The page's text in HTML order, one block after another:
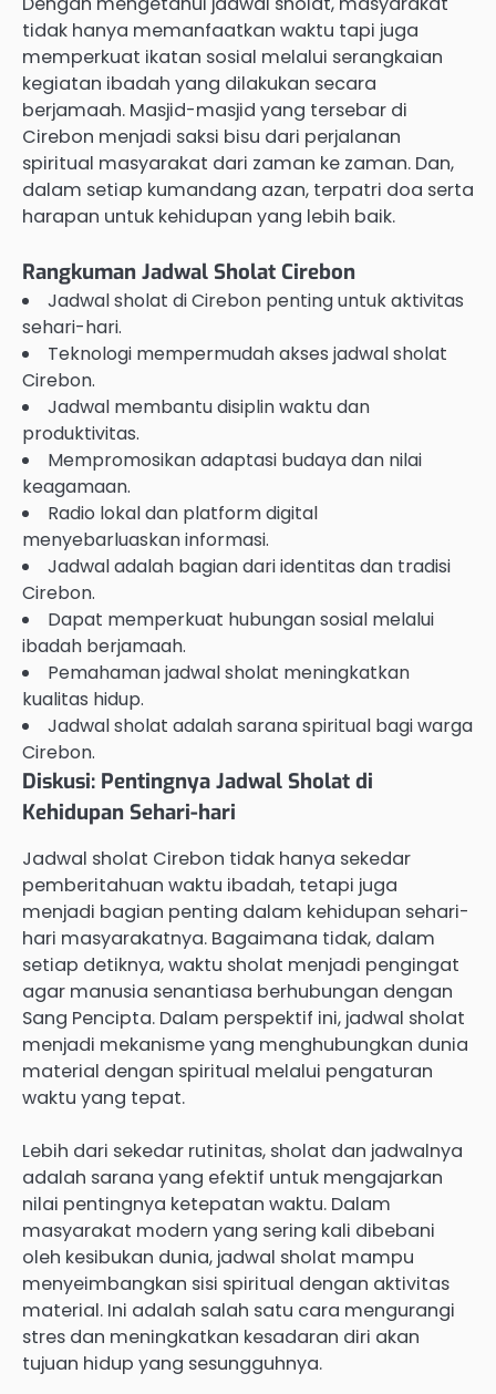
tidak hanya memanfaatkan waktu tapi juga
memperkuat ikatan sosial melalui serangkaian
kegiatan ibadah yang dilakukan secara
berjamaah. Masjid-masjid yang tersebar di
Cirebon menjadi saksi bisu dari perjalanan
spiritual masyarakat dari zaman ke zaman. Dan,
dalam setiap kumandang azan, terpatri doa serta
harapan untuk kehidupan yang lebih baik.
Rangkuman Jadwal Sholat Cirebon
Jadwal sholat di Cirebon penting untuk aktivitas
sehari-hari.
Teknologi mempermudah akses jadwal sholat
Cirebon.
Jadwal membantu disiplin waktu dan
produktivitas.
Mempromosikan adaptasi budaya dan nilai
keagamaan.
Radio lokal dan platform digital
menyebarluaskan informasi.
Jadwal adalah bagian dari identitas dan tradisi
Cirebon.
Dapat memperkuat hubungan sosial melalui
ibadah berjamaah.
Pemahaman jadwal sholat meningkatkan
kualitas hidup.
Jadwal sholat adalah sarana spiritual bagi warga
Cirebon.
Diskusi: Pentingnya Jadwal Sholat di
Kehidupan Sehari-hari
Jadwal sholat Cirebon tidak hanya sekedar
pemberitahuan waktu ibadah, tetapi juga
menjadi bagian penting dalam kehidupan sehari-
hari masyarakatnya. Bagaimana tidak, dalam
setiap detiknya, waktu sholat menjadi pengingat
agar manusia senantiasa berhubungan dengan
Sang Pencipta. Dalam perspektif ini, jadwal sholat
menjadi mekanisme yang menghubungkan dunia
material dengan spiritual melalui pengaturan
waktu yang tepat.
Lebih dari sekedar rutinitas, sholat dan jadwalnya
adalah sarana yang efektif untuk mengajarkan
nilai pentingnya ketepatan waktu. Dalam
masyarakat modern yang sering kali dibebani
oleh kesibukan dunia, jadwal sholat mampu
menyeimbangkan sisi spiritual dengan aktivitas
material. Ini adalah salah satu cara mengurangi
stres dan meningkatkan kesadaran diri akan
tujuan hidup yang sesungguhnya.